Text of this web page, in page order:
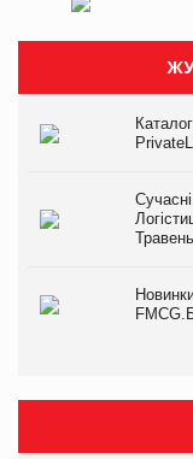
Травень